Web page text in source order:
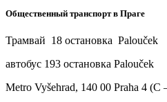
Общественный транспорт в Праге
Трамвай 18 остановка Palouček
автобус 193 остановка Palouček
Metro Vyšehrad, 140 00 Praha 4 (С